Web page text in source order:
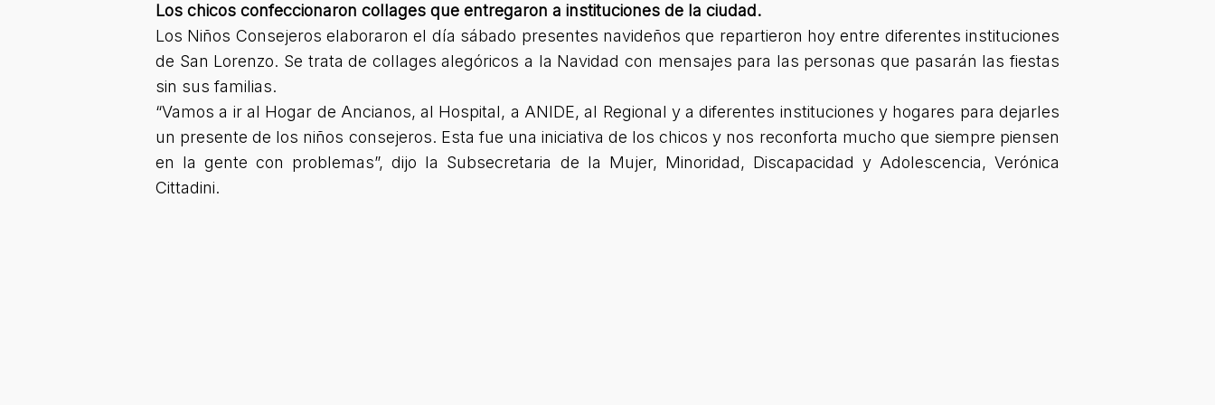
Los chicos confeccionaron collages que entregaron a instituciones de la ciudad.
Los Niños Consejeros elaboraron el día sábado presentes navideños que repartieron hoy entre diferentes instituciones
de San Lorenzo. Se trata de collages alegóricos a la Navidad con mensajes para las personas que pasarán las fiestas
sin sus familias.
“Vamos a ir al Hogar de Ancianos, al Hospital, a ANIDE, al Regional y a diferentes instituciones y hogares para dejarles
un presente de los niños consejeros. Esta fue una iniciativa de los chicos y nos reconforta mucho que siempre piensen
en la gente con problemas”, dijo la Subsecretaria de la Mujer, Minoridad, Discapacidad y Adolescencia, Verónica
Cittadini.